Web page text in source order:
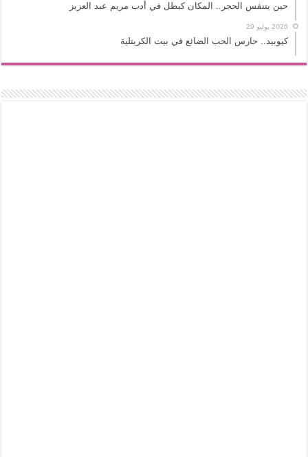
حين يتنفس الحجر.. المكان كبطل في أدب مريم عبد العزيز
2026 يوليو 29
كيوبيد.. حارس الحب الضائع في بيت الكريتلية